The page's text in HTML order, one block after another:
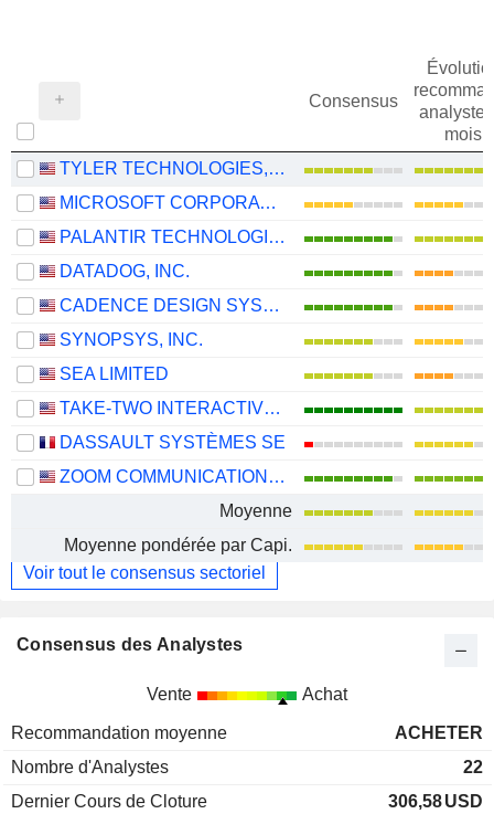
Consensus
mois
TYLER TECHNOLOGIES, INC.
MICROSOFT CORPORATION
PALANTIR TECHNOLOGIES INC.
DATADOG, INC.
CADENCE DESIGN SYSTEMS, INC.
SYNOPSYS, INC.
SEA LIMITED
TAKE-TWO INTERACTIVE SOFTWARE, INC.
DASSAULT SYSTÈMES SE
ZOOM COMMUNICATIONS, INC.
Moyenne
Moyenne pondérée par Capi.
Voir tout le consensus sectoriel
Consensus des Analystes
Vente Achat
Recommandation moyenne
ACHETER
Nombre d'Analystes
22
Dernier Cours de Cloture
306,58USD